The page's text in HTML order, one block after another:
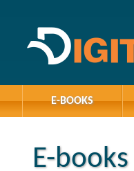
E-BOOKS
E-books